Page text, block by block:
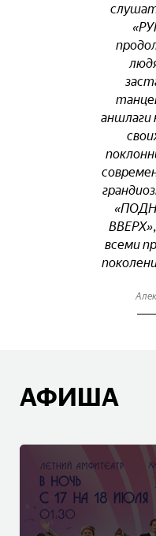
аншлаги
всеми
АФИША